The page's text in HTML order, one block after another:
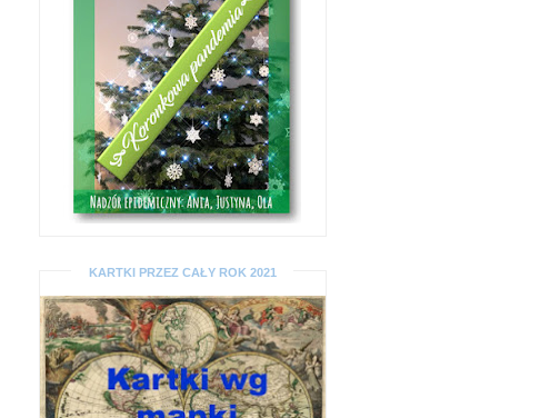
KARTKI PRZEZ CAŁY ROK 2021